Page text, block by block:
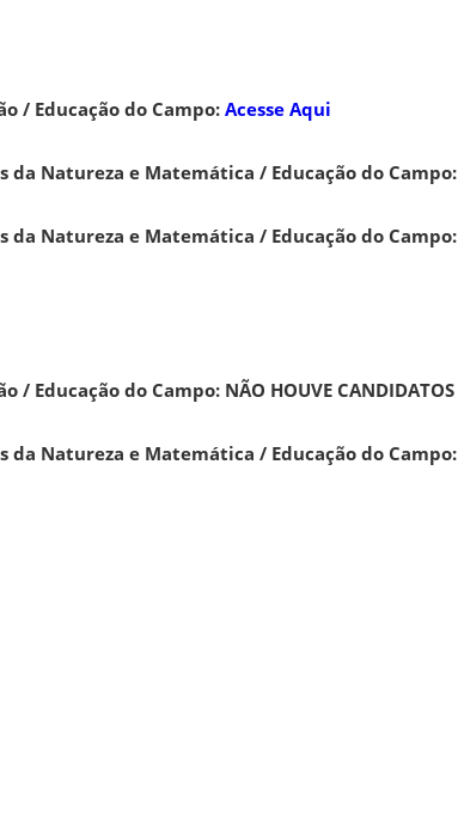
/ Educação do Campo: Acesse Aqui
da Natureza e Matemática / Educação do Campo:
da Natureza e Matemática / Educação do Campo:
/ Educação do Campo: NÃO HOUVE CANDIDATOS
da Natureza e Matemática / Educação do Campo: